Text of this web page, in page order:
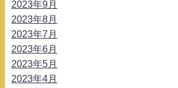
2023年9月
2023年8月
2023年7月
2023年6月
2023年5月
2023年4月